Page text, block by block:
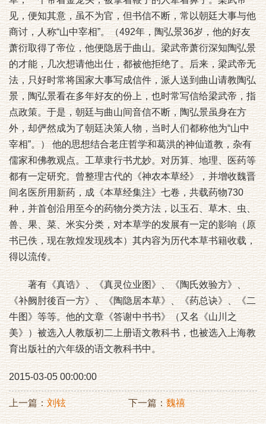
见，便知其意，虽不为官，但书信不断，常以朝廷大事与他
商讨，人称“山中宰相”。（492年，陶弘景36岁，他的好友
萧衍取得了帝位，他便隐居于曲山。梁武帝萧衍深知陶弘景
的才能，几次想请他出仕，都被他拒绝了。后来，梁武帝无
法，只好时常将国家大事写成信件，派人送到曲山请教陶弘
景，陶弘景看在多年好友的份上，也时常写信给梁武帝，指
点政策。于是，朝廷与曲山间音信不断，陶弘景虽身在方
外，却俨然成为了朝廷决策人物，当时人们都称他为“山中
宰相”。） 他的思想结合老庄哲学和葛洪的神仙道教，杂有
儒家和佛教观点。工草隶行书尤妙。对历算、地理、医药等
都有一定研究。曾整理古代的《神农本草经》，并增收魏晋
间名医所用新药，成《本草经集注》七卷，共载药物730
种，并首创沿用至今的药物分类方法，以玉石、草木、虫、
兽、果、菜、米实分类，对本草学的发展有一定的影响（原
书已佚，现在敦煌发现残本）其内容为历代本草书籍收载，
得以流传。
著有《真诰》、《真灵位业图》、《陶氏效验方》、
《补阙肘後百一方》、《陶隐居本草》、《药总诀》、《二
牛图》等等。他的文章《答谢中书书》（又名《山川之
美》）被选入人教版初二上册语文教科书，也被选入上海教
育出版社的六年级的语文教科书中。
2015-03-05 00:00:00
上一篇：刘铉 下一篇：魏禧